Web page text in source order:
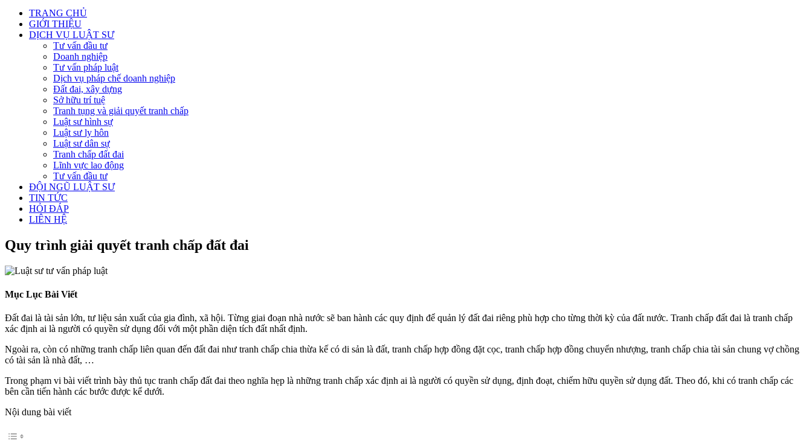
TRANG CHỦ
GIỚI THIỆU
DỊCH VỤ LUẬT SƯ
Tư vấn đầu tư
Doanh nghiệp
Tư vấn pháp luật
Dịch vụ pháp chế doanh nghiệp
Đất đai, xây dựng
Sở hữu trí tuệ
Tranh tụng và giải quyết tranh chấp
Luật sư hình sự
Luật sư ly hôn
Luật sư dân sự
Tranh chấp đất đai
Lĩnh vực lao động
Tư vấn đầu tư
ĐỘI NGŨ LUẬT SƯ
TIN TỨC
HỎI ĐÁP
LIÊN HỆ
Quy trình giải quyết tranh chấp đất đai
Mục Lục Bài Viết
Đất đai là tài sản lớn, tư liệu sản xuất của gia đình, xã hội. Từng giai đoạn nhà nước sẽ ban hành các quy định để quản lý đất đai riêng phù hợp cho từng thời kỳ của đất nước. Tranh chấp đất đai là tranh chấp
xác định ai là người có quyền sử dụng đối với một phần diện tích đất nhất định.
Ngoài ra, còn có những tranh chấp liên quan đến đất đai như tranh chấp chia thừa kế có di sản là đất, tranh chấp hợp đồng đặt cọc, tranh chấp hợp đồng chuyển nhượng, tranh chấp chia tài sản chung vợ chồng
có tài sản là nhà đất, …
Trong phạm vi bài viết trình bày thủ tục tranh chấp đất đai theo nghĩa hẹp là những tranh chấp xác định ai là người có quyền sử dụng, định đoạt, chiếm hữu quyền sử dụng đất. Theo đó, khi có tranh chấp các
bên cần tiến hành các bước được kể dưới.
Nội dung bài viết